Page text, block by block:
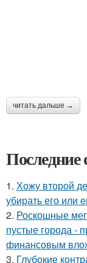
читать дальше →
Последние
1. Хожу второй
убирать его или
2. Роскошные
пустые города -
финансовым
3. Глубокие